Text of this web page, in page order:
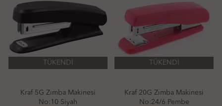
TÜKENDİ
Kraf 5G Zımba Makinesi
No:10 Siyah
TÜKENDİ
Kraf 20G Zımba Makinesi
No:24/6 Pembe